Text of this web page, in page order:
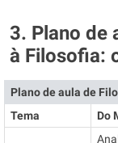
3. Plano de
à Filosofia:
Plano de aula de
Tema
Do